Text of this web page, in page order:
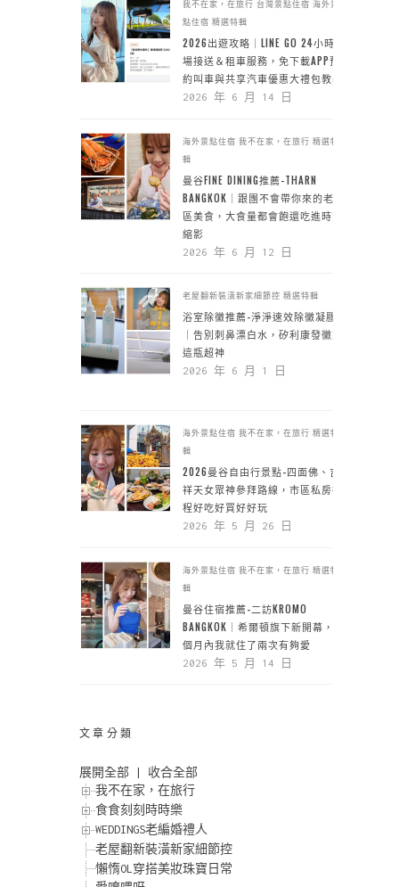
我不在家，在旅行 台灣景點住宿 海外景
點住宿 精選特輯
2026出遊攻略｜LINE GO 24小時機
場接送＆租車服務，免下載APP預
約叫車與共享汽車優惠大禮包教學
2026 年 6 月 14 日
海外景點住宿 我不在家，在旅行 精選特
輯
曼谷FINE DINING推薦-THARN
BANGKOK｜跟團不會帶你來的老城
區美食，大食量都會飽還吃進時空
縮影
2026 年 6 月 12 日
老屋翻新裝潢新家細節控 精選特輯
浴室除黴推薦-淨淨速效除黴凝膠
｜告別刺鼻漂白水，矽利康發黴靠
這瓶超神
2026 年 6 月 1 日
海外景點住宿 我不在家，在旅行 精選特
輯
2026曼谷自由行景點-四面佛、吉
祥天女眾神參拜路線，市區私房行
程好吃好買好好玩
2026 年 5 月 26 日
海外景點住宿 我不在家，在旅行 精選特
輯
曼谷住宿推薦-二訪KROMO
BANGKOK｜希爾頓旗下新開幕，一
個月內我就住了兩次有夠愛
2026 年 5 月 14 日
文章分類
展開全部
收合全部
我不在家，在旅行
食食刻刻時時樂
WEDDINGS老編婚禮人
老屋翻新裝潢新家細節控
懶惰OL穿搭美妝珠寶日常